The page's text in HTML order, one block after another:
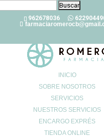
962678036
INICIO
SOBRE NOSOTROS
SERVICIOS
NUESTROS SERVICIOS
ENCARGO EXPRÉS
TIENDA ONLINE
pesada en
solución
0 Comentarios